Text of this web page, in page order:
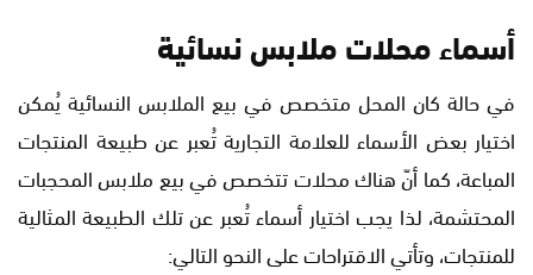
أسماء محلات ملابس نسائية
في حالة كان المحل متخصص في بيع الملابس النسائية يُمكن
اختيار بعض الأسماء للعلامة التجارية تُعبر عن طبيعة المنتجات
المباعة، كما أنّ هناك محلات تتخصص في بيع ملابس المحجبات
المحتشمة، لذا يجب اختيار أسماء تُعبر عن تلك الطبيعة المثالية
للمنتجات، وتأتي الاقتراحات على النحو التالي: